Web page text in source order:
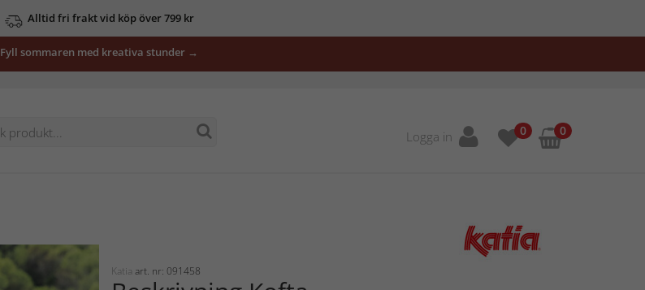
Alltid fri frakt vid köp över 799 kr
Fyll sommaren med kreativa stunder →
Logga in 0 0
Katia art. nr: 091458